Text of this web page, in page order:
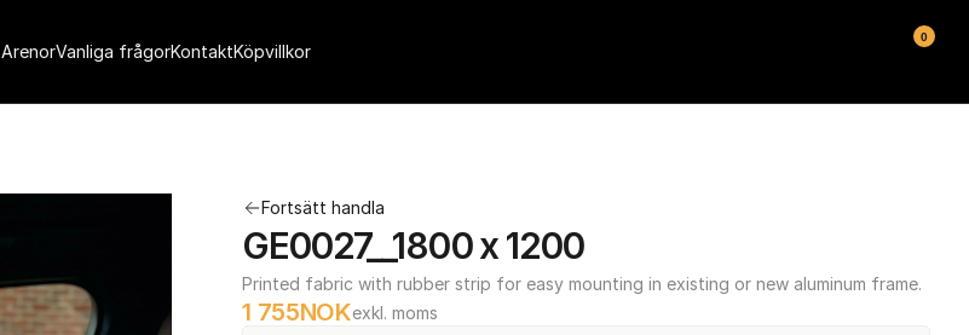
Fortsätt handla
GE0027__1800 x 1200
Printed fabric with rubber strip for easy mounting in existing or new aluminum frame.
1 755NOKexkl. moms
ArenorVanliga frågorKontaktKöpvillkor
0